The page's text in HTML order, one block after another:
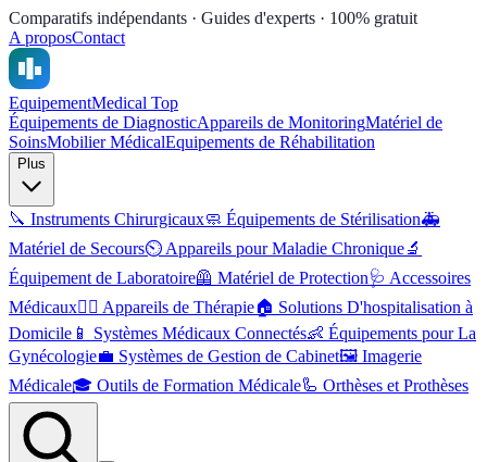
Comparatifs indépendants · Guides d'experts · 100% gratuit
A proposContact
EquipementMedical Top
Équipements de DiagnosticAppareils de MonitoringMatériel de
SoinsMobilier MédicalEquipements de Réhabilitation
Plus
🔪 Instruments Chirurgicaux🧼 Équipements de Stérilisation🚑
Matériel de Secours⏲️ Appareils pour Maladie Chronique🔬
Équipement de Laboratoire🦺 Matériel de Protection🩺 Accessoires
Médicaux💆‍♂️ Appareils de Thérapie🏠 Solutions D'hospitalisation à
Domicile 📱 Systèmes Médicaux Connectés👶 Équipements pour La
Gynécologie💼 Systèmes de Gestion de Cabinet🖼️ Imagerie
Médicale🎓 Outils de Formation Médicale🦾 Orthèses et Prothèses